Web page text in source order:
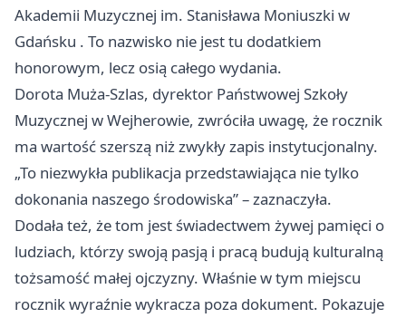
Akademii Muzycznej im. Stanisława Moniuszki w
Gdańsku . To nazwisko nie jest tu dodatkiem
honorowym, lecz osią całego wydania.
Dorota Muża-Szlas, dyrektor Państwowej Szkoły
Muzycznej w Wejherowie, zwróciła uwagę, że rocznik
ma wartość szerszą niż zwykły zapis instytucjonalny.
„To niezwykła publikacja przedstawiająca nie tylko
dokonania naszego środowiska” – zaznaczyła.
Dodała też, że tom jest świadectwem żywej pamięci o
ludziach, którzy swoją pasją i pracą budują kulturalną
tożsamość małej ojczyzny. Właśnie w tym miejscu
rocznik wyraźnie wykracza poza dokument. Pokazuje